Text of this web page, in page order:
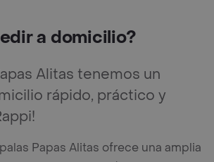
a domicilio?
Alitas tenemos un
rápido, práctico y
Papas Alitas ofrece una amplia